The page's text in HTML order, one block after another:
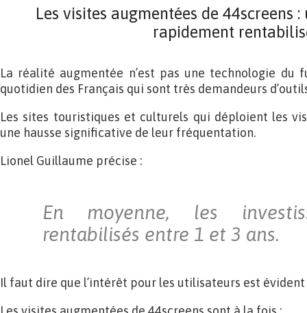
Les visites augmentées de 44screens
rapidement
La réalité augmentée n’est pas une technologie
quotidien des Français qui sont très demandeurs
Les sites touristiques et culturels qui déploient les
une hausse significative de leur fréquentation.
Lionel Guillaume précise :
En moyenne, les
rentabilisés entre 1 et 3 ans.
Il faut dire que l’intérêt pour les utilisateurs est évident